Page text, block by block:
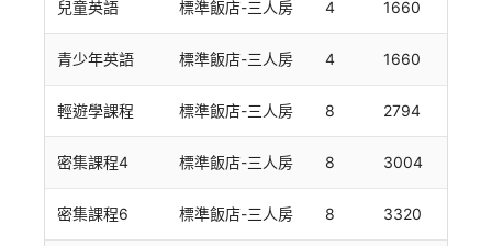
兒童英語 標準飯店-三人房 4 1660
青少年英語 標準飯店-三人房 4 1660
輕遊學課程 標準飯店-三人房 8 2794
密集課程4 標準飯店-三人房 8 3004
密集課程6 標準飯店-三人房 8 3320